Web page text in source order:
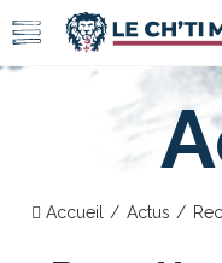
Accueil Actus